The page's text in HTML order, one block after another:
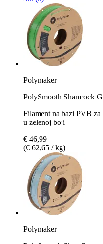
Polymaker
PolySmooth Shamrock
Filament na bazi PVB
u zelenoj boji
€ 46,99
(€ 62,65 / kg)
Polymaker